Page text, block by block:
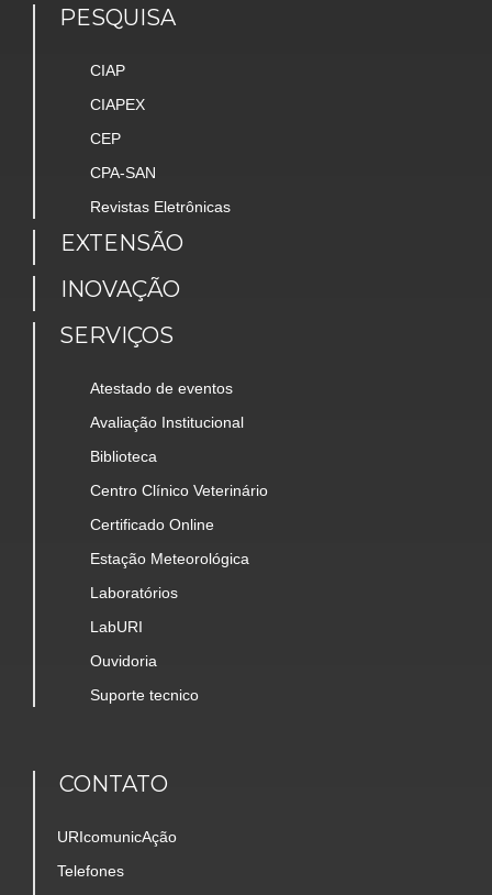
PESQUISA
CIAP
CIAPEX
CEP
CPA-SAN
Revistas Eletrônicas
EXTENSÃO
INOVAÇÃO
SERVIÇOS
Atestado de eventos
Avaliação Institucional
Biblioteca
Centro Clínico Veterinário
Certificado Online
Estação Meteorológica
Laboratórios
LabURI
Ouvidoria
Suporte tecnico
CONTATO
URIcomunicAção
Telefones